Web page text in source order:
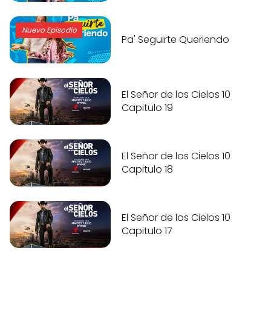
Nuevo Episodio
Pa' Seguirte Queriendo
El Señor de los Cielos 10
Capitulo 19
El Señor de los Cielos 10
Capitulo 18
El Señor de los Cielos 10
Capitulo 17